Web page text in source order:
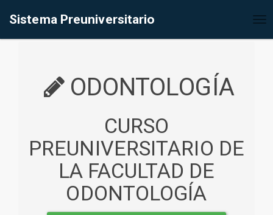
Sistema Preuniversitario
ODONTOLOGÍA
CURSO
PREUNIVERSITARIO DE
LA FACULTAD DE
ODONTOLOGÍA